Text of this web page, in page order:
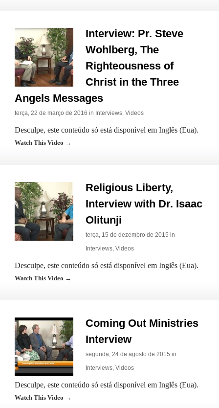
Interview: Pr. Steve
Wohlberg, The
Righteousness of
Christ in the Three
Angels Messages
terça, 22 de março de 2016 in Interviews, Videos
Desculpe, este conteúdo só está disponível em Inglês (Eua).
Watch This Video →
Religious Liberty,
Interview with Dr. Isaac
Olitunji
terça, 15 de dezembro de 2015 in
Interviews, Videos
Desculpe, este conteúdo só está disponível em Inglês (Eua).
Watch This Video →
Coming Out Ministries
Interview
segunda, 24 de agosto de 2015 in
Interviews, Videos
Desculpe, este conteúdo só está disponível em Inglês (Eua).
Watch This Video →